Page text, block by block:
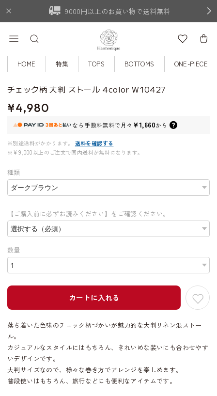
9000円以上のお買い物で送料無料
HOME 特集 TOPS BOTTOMS ONE-PIECE
チェック柄 大判 ストール 4color W10427
¥4,980
なら 手数料無料で月々 ¥1,660から
※別途送料がかかります。
送料を確認する
※¥9,000以上のご注文で国内送料が無料になります。
種類
【ご購入前に必ずお読みください】をご確認ください。
数量
カートに入れる
落ち着いた色味のチェック柄づかいが魅力的な大判リネン混ストー
ル。
カジュアルなスタイルにはもちろん、きれいめな装いにも合わせやす
いデザインです。
大判サイズなので、様々な巻き方でアレンジを楽しめます。
普段使いはもちろん、旅行などにも便利なアイテムです。